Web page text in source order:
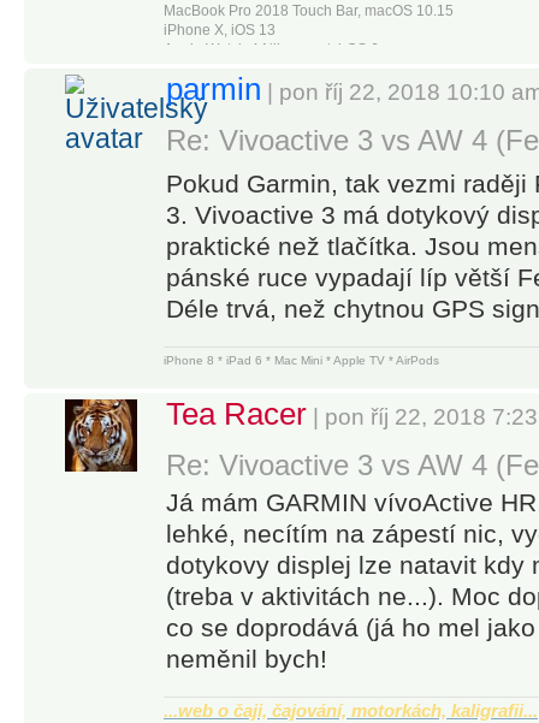
MacBook Pro 2018 Touch Bar, macOS 10.15
iPhone X, iOS 13
Apple Watch 4 Nike+, watchOS 6
parmin | pon říj 22, 2018 10:10
Re: Vivoactive 3 vs AW 4
Pokud Garmin, tak vezmi
3. Vivoactive 3 má dotykový
praktické než tlačítka. Jsou
pánské ruce vypadají líp větší
Déle trvá, než chytnou GPS
iPhone 8 * iPad 6 * Mac Mini * Apple TV * AirPods
Tea Racer | pon říj 22, 2018
Re: Vivoactive 3 vs AW 4
Já mám GARMIN vívoActive
lehké, necítím na zápestí nic,
dotykovy displej lze natavit kdy
(treba v aktivitách ne...). Moc
co se doprodává (já ho mel
neměnil bych!
...web o čaji, čajování, motorkách, kaligrafii...